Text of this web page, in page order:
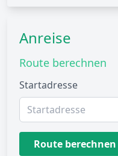
Anreise
Route berechnen
Startadresse
Route berechnen